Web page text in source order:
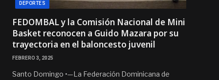
DEPORTES
FEDOMBAL y la Comisión Nacional de Mini
Basket reconocen a Guido Mazara por su
trayectoria en el baloncesto juvenil
FEBRERO 3, 2025
Santo Domingo •—La Federación Dominicana de